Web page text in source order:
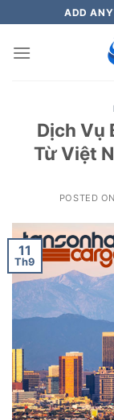
to
content
ADD
Dịch Vụ
Từ Việt
POSTED ON
11
Th9